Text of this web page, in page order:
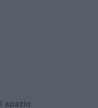
spazio